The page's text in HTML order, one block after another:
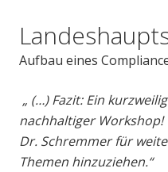
Aufbau eines
„ (…) Fazit: Ein
nachhaltiger Workshop!
Dr. Schremmer für
Themen hinzuziehen.“